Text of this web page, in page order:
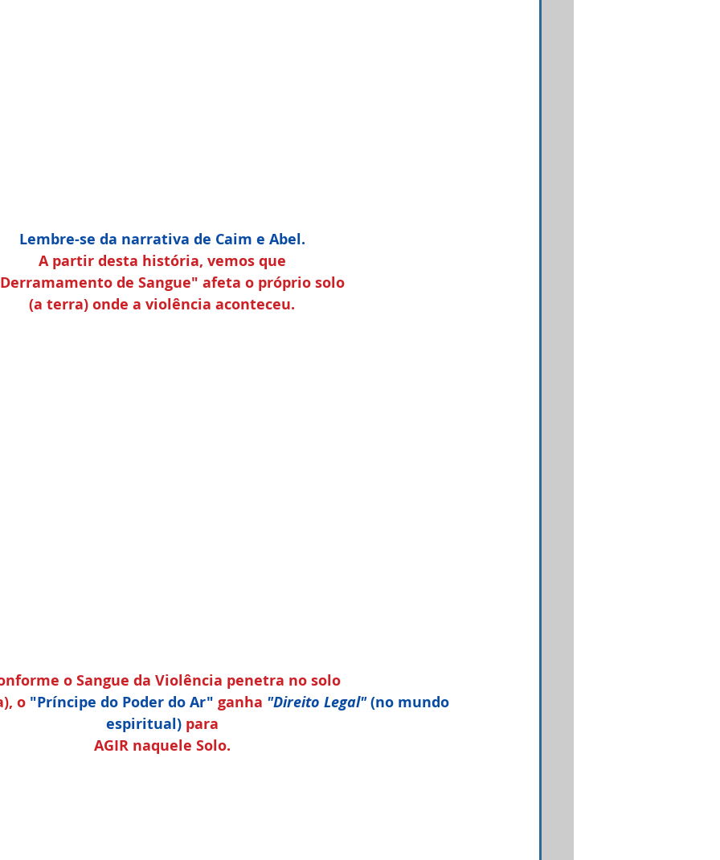
Lembre-se da narrativa de Caim e Abel.
A partir desta história, vemos que
de Sangue" afeta o próprio solo
(a terra) onde a violência aconteceu.
o Sangue da Violência penetra no solo
o "Príncipe do Poder do Ar" ganha "Direito Legal" (no mundo
espiritual) para
AGIR naquele Solo.